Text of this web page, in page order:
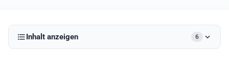
Inhalt anzeigen 6